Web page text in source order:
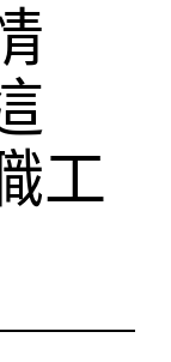
工